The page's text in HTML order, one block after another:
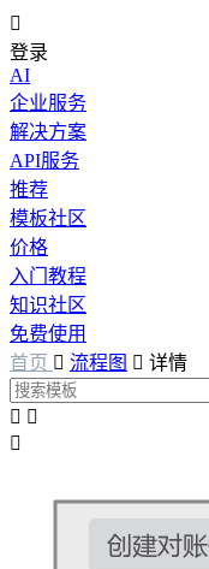

登录
AI
企业服务
解决方案
API服务
推荐
模板社区
价格
入门教程
知识社区
免费使用
首页  流程图  详情
 
